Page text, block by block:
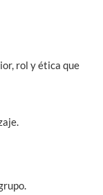
rol y ética que